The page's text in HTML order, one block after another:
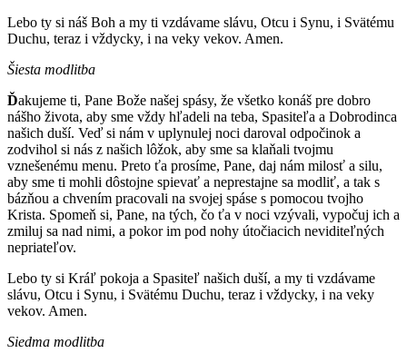
Lebo ty si náš Boh a my ti vzdávame slávu, Otcu i Synu, i Svätému
Duchu, teraz i vždycky, i na veky vekov. Amen.
Šiesta modlitba
Ďakujeme ti, Pane Bože našej spásy, že všetko konáš pre dobro
nášho života, aby sme vždy hľadeli na teba, Spasiteľa a Dobrodinca
našich duší. Veď si nám v uplynulej noci daroval odpočinok a
zodvihol si nás z našich lôžok, aby sme sa klaňali tvojmu
vznešenému menu. Preto ťa prosíme, Pane, daj nám milosť a silu,
aby sme ti mohli dôstojne spievať a neprestajne sa modliť, a tak s
bázňou a chvením pracovali na svojej spáse s pomocou tvojho
Krista. Spomeň si, Pane, na tých, čo ťa v noci vzývali, vypočuj ich a
zmiluj sa nad nimi, a pokor im pod nohy útočiacich neviditeľných
nepriateľov.
Lebo ty si Kráľ pokoja a Spasiteľ našich duší, a my ti vzdávame
slávu, Otcu i Synu, i Svätému Duchu, teraz i vždycky, i na veky
vekov. Amen.
Siedma modlitba